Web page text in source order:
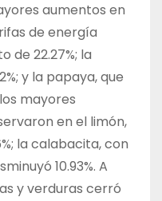
aumentos en
de energía
de 22.27%; la
y la papaya, que
mayores
en el limón,
la calabacita, con
10.93%. A
y verduras cerró